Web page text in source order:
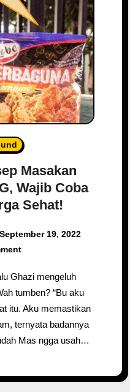
Masakan
Wajib Coba
Sehat!
September 19, 2022
Ghazi mengeluh
tumben? “Bu aku
itu. Aku memastikan
ternyata badannya
Mas ngga usah…